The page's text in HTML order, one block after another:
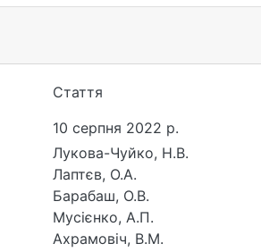
Стаття
10 серпня 2022 р.
Лукова-Чуйко, Н.В.
Лаптєв, О.А.
Барабаш, О.В.
Мусієнко, А.П.
Ахрамовіч, В.М.